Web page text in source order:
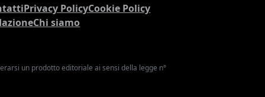
Privacy PolicyCookie Policy
Chi siamo
un prodotto editoriale ai sensi della legge n°